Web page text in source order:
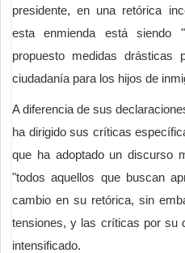
presidente, en una retórica
esta enmienda está siendo
propuesto medidas
ciudadanía para los hijos de
A diferencia de sus
ha dirigido sus críticas
que ha adoptado un discurso
"todos aquellos que buscan
cambio en su retórica, sin
tensiones, y las críticas por su
intensificado.